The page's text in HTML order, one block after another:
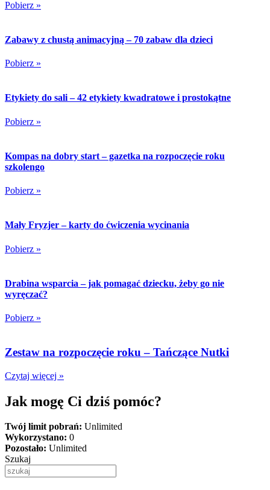
Pobierz »
Zabawy z chustą animacyjną – 70 zabaw dla dzieci
Pobierz »
Etykiety do sali – 42 etykiety kwadratowe i prostokątne
Pobierz »
Kompas na dobry start – gazetka na rozpoczęcie roku
szkolengo
Pobierz »
Mały Fryzjer – karty do ćwiczenia wycinania
Pobierz »
Drabina wsparcia – jak pomagać dziecku, żeby go nie
wyręczać?
Pobierz »
Zestaw na rozpoczęcie roku – Tańczące Nutki
Czytaj więcej »
Jak mogę Ci dziś pomóc?
Twój limit pobrań: Unlimited
Wykorzystano: 0
Pozostało: Unlimited
Szukaj